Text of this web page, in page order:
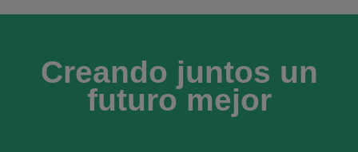
Creando juntos un
futuro mejor